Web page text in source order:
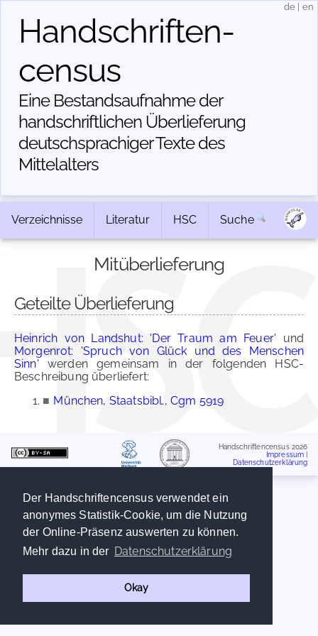
Der Handschriftencensus verwendet ein
anonymes Statistik-Cookie, um die Nutzung
der Online-Präsenz auswerten zu können.
Mehr dazu in der Datenschutzerklärung
Okay
Handschriften­
census
Eine Bestandsaufnahme der
handschriftlichen Über­lieferung
deutschsprachiger Texte des
Mittelalters
de en
Verzeichnisse Literatur HSC Suche
Mitüberlieferung
Geteilte Überlieferung
Heinrich von Landshut: 'Der Traum am Feuer' und
Morgenrot: 'Spruch von Glück und des Menschen
Sinn' werden gemeinsam in der folgenden HSC-
Beschreibung überliefert:
■ München, Staatsbibl., Cgm 5919
Handschriftencensus 2026
Impressum
Datenschutzerklärung